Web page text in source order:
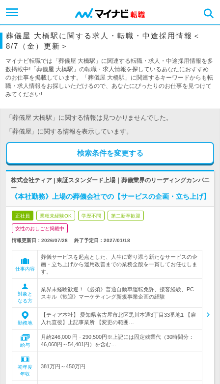
葬儀屋 大橋駅に関する求人・転職・中途採用情報＜
8/7（金）更新＞
マイナビ転職では「葬儀屋 大橋駅」に関連する転職・求人・中途採用情報を多
数掲載中!「葬儀屋 大橋駅」の転職・求人情報を探しているあなたにおすすめ
のお仕事を掲載しています。「葬儀屋 大橋駅」に関連するキーワードからも転
職・求人情報をお探しいただけるので、あなたにぴったりのお仕事を見つけて
みてください!
「葬儀屋 大橋駅」に関する情報は見つかりませんでした。
「葬儀屋」に関する情報を表示しています。
検索条件を変更する
株式会社ティア | 東証スタンダード上場｜葬儀業界のリーディングカンパニ
ー
《本社勤務》上場の葬儀会社での【サービスの企画・立ち上げ】
正社員 業種未経験OK 学歴不問 第二新卒歓迎
女性のおしごと掲載中
情報更新日：2026/07/28 終了予定日： 2027/01/18
仕事内容
葬儀サービスを起点とした、人生に寄り添う新たなサービスの企
画・立ち上げから運用改善までの業務全般を一貫してお任せしま
す。
対象と
なる方
業界未経験歓迎！《必須》普通自動車運転免許、接客経験、PC
スキル《歓迎》マーケティング新規事業企画の経験
勤務地
【ティア本社】 愛知県名古屋市北区黒川本通3丁目33番地1 【雇
入れ直後】上記事業所 【変更の範囲…
給与
月給246,000 円 - 290,500円※上記には固定残業代（30時間分：
46,068円～54,401円）を含む…
初年度
年収
381万円～450万円